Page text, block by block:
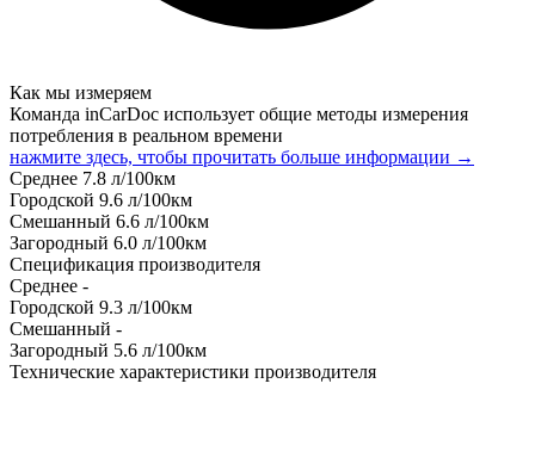
Как мы измеряем
Команда inCarDoc использует общие методы измерения
потребления в реальном времени
нажмите здесь, чтобы прочитать больше информации →
Среднее 7.8 л/100км
Городской 9.6 л/100км
Смешанный 6.6 л/100км
Загородный 6.0 л/100км
Спецификация производителя
Среднее -
Городской 9.3 л/100км
Смешанный -
Загородный 5.6 л/100км
Технические характеристики производителя